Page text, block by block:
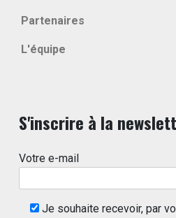
Partenaires
L'équipe
S'inscrire à la
Votre e-mail
Je souhaite recevoir, par